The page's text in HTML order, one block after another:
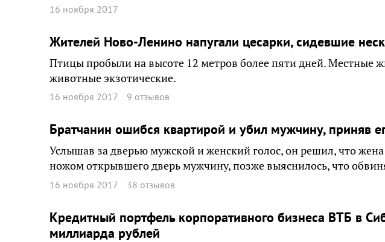
16 ноября 2017
Жителей Ново-Ленино напугали цесарки, сидевшие
Птицы пробыли на высоте 12 метров более пяти дней. Местные
животные экзотические.
16 ноября 2017 9 отзывов
Братчанин ошибся квартирой и убил мужчину, приняв
Услышав за дверью мужской и женский голос, он решил, что
ножом открывшего дверь мужчину, позже выяснилось, что
16 ноября 2017 38 отзывов
Кредитный портфель корпоративного бизнеса ВТБ в
миллиарда рублей